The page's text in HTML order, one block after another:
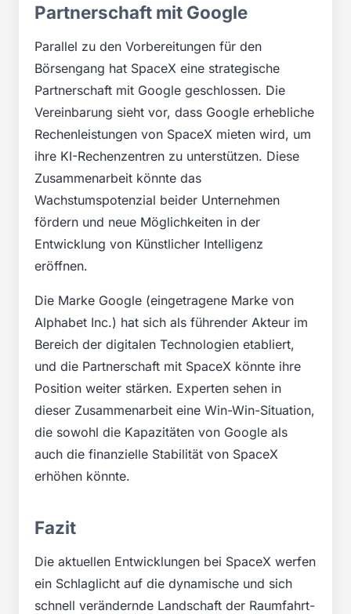
Partnerschaft mit Google
Parallel zu den Vorbereitungen für den
Börsengang hat SpaceX eine strategische
Partnerschaft mit Google geschlossen. Die
Vereinbarung sieht vor, dass Google erhebliche
Rechenleistungen von SpaceX mieten wird, um
ihre KI-Rechenzentren zu unterstützen. Diese
Zusammenarbeit könnte das
Wachstumspotenzial beider Unternehmen
fördern und neue Möglichkeiten in der
Entwicklung von Künstlicher Intelligenz
eröffnen.
Die Marke Google (eingetragene Marke von
Alphabet Inc.) hat sich als führender Akteur im
Bereich der digitalen Technologien etabliert,
und die Partnerschaft mit SpaceX könnte ihre
Position weiter stärken. Experten sehen in
dieser Zusammenarbeit eine Win-Win-Situation,
die sowohl die Kapazitäten von Google als
auch die finanzielle Stabilität von SpaceX
erhöhen könnte.
Fazit
Die aktuellen Entwicklungen bei SpaceX werfen
ein Schlaglicht auf die dynamische und sich
schnell verändernde Landschaft der Raumfahrt-